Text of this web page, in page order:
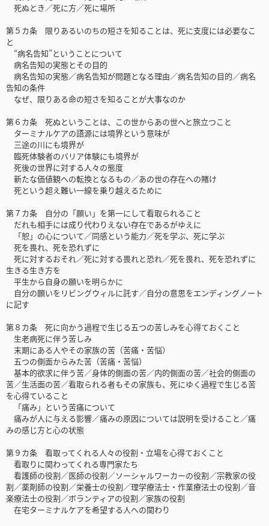
死ぬとき／死に方／死に場所
第５カ条 限りあるいのちの短さを知ることは、死に支度には必要なこ
と
“病名告知”ということについて
病名告知の実態とその目的
病名告知の実態／病名告知が問題となる理由／病名告知の目的／病名
告知の条件
なぜ、限りある命の短さを知ることが大事なのか
第６カ条 死ぬということは、この世からあの世へと旅立つこと
ターミナルケアの語源には境界という意味が
三途の川にも境界が
臨死体験者のバリア体験にも境界が
死後の世界に対する人々の態度
新たな価値観への転換となるもの／あの世の存在への賭け
死という超え難い一線を乗り越えるために
第７カ条 自分の「願い」を第一にして看取られること
だれも相手には成り代わりえない存在であるがゆえに
「恕」の心について／同感という能力／死を学ぶ、死に学ぶ
死を畏れ、死を恐れずに
死に対するおそれ／死に対する畏れと恐れ／死を畏れ、死を恐れずに
生きる生き方を
平生から自身の願いを明らかに
自分の願いをリビングウィルに託す／自分の意思をエンディングノート
に記す
第８カ条 死に向かう過程で生じる五つの苦しみを心得ておくこと
生老病死に伴う苦しみ
末期にある人やその家族の苦（苦痛・苦悩）
五つの側面からみた苦（苦痛・苦悩）
基本的欲求に伴う苦／身体的側面の苦／内的側面の苦／社会的側面の
苦／生活面の苦／看取られる者もその家族も、死にゆく過程で生じる苦
を心得ていること
「痛み」という苦痛について
痛みが人に与える影響／痛みの原因については説明を受けること／痛
みの感じ方と心の状態
第９カ条 看取ってくれる人々の役割・立場を心得ておくこと
看取りに関わってくれる専門家たち
看護師の役割／医師の役割／ソーシャルワーカーの役割／宗教家の役
割／薬剤師の役割／栄養士の役割／理学療法士・作業療法士の役割／音
楽療法士の役割／ボランティアの役割／家族の役割
在宅ターミナルケアを希望する人への関わり